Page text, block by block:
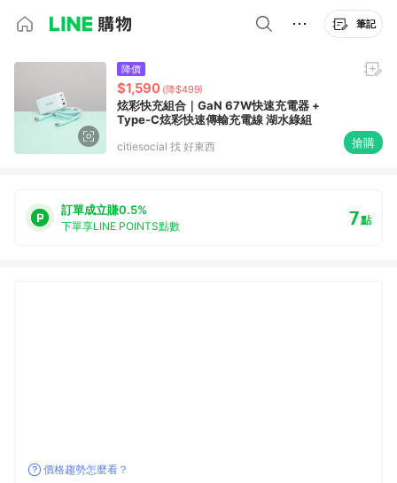
筆記
降價
$1,590 (降$499)
炫彩快充組合｜GaN 67W快速充電器 +
Type-C炫彩快速傳輸充電線 湖水綠組
citiesocial 找 好東西 搶購
訂單成立賺0.5%
下單享LINE POINTS點數 7點
價格趨勢怎麼看？